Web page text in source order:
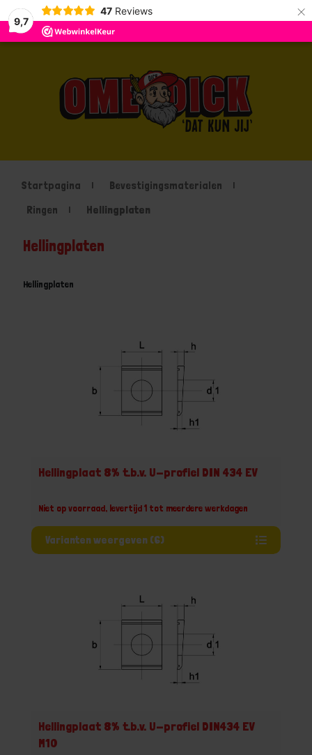
9,7
47 Reviews ×
Startpagina
Bevestigingsmaterialen
Ringen
Hellingplaten
Hellingplaten
Hellingplaten
Hellingplaat 8% t.b.v. U-profiel DIN 434 EV
Niet op voorraad, levertijd 1 tot meerdere werkdagen
Varianten weergeven (6)
Hellingplaat 8% t.b.v. U-profiel DIN434 EV
M10